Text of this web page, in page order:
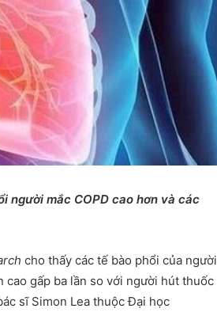
i người mắc COPD cao hơn và các
cho thấy các tế bào phổi của người
cao gấp ba lần so với người hút thuốc
sĩ Simon Lea thuộc Đại học